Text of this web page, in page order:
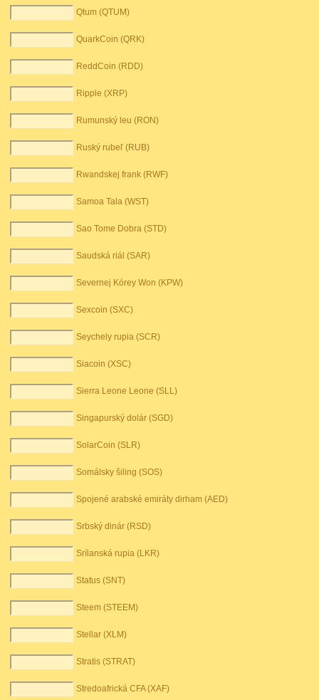
Qtum (QTUM)
QuarkCoin (QRK)
ReddCoin (RDD)
Ripple (XRP)
Rumunský leu (RON)
Ruský rubeľ (RUB)
Rwandskej frank (RWF)
Samoa Tala (WST)
Sao Tome Dobra (STD)
Saudská riál (SAR)
Severnej Kórey Won (KPW)
Sexcoin (SXC)
Seychely rupia (SCR)
Siacoin (XSC)
Sierra Leone Leone (SLL)
Singapurský dolár (SGD)
SolarCoin (SLR)
Somálsky šiling (SOS)
Spojené arabské emiráty dirham (AED)
Srbský dinár (RSD)
Srílanská rupia (LKR)
Status (SNT)
Steem (STEEM)
Stellar (XLM)
Stratis (STRAT)
Stredoafrická CFA (XAF)